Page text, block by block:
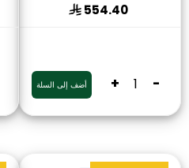
554.40
-
+ أضف إلى السلة